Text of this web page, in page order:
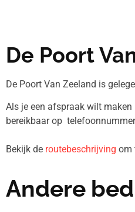
De Poort
De Poort Van Zeeland is
Als je een afspraak wilt
bereikbaar op
Bekijk de routebeschrijving om
Andere